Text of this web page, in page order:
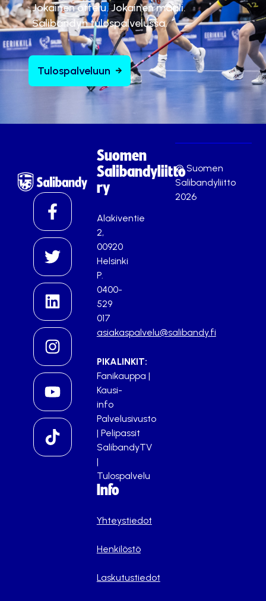
Jokainen ottelu. Jokainen maali.
Salibandyn tulospalvelussa.
Tulospalveluun
Suomen
Salibandyliitto
ry
Alakiventie
2,
00920
Helsinki
P.
0400-
529
017
asiakaspalvelu@salibandy.fi
PIKALINKIT:
Fanikauppa |
Kausi-
info
Palvelusivusto
| Pelipassit
SalibandyTV
|
Tulospalvelu
Info
Yhteystiedot
Henkilöstö
Laskutustiedot
© Suomen
Salibandyliitto
2026